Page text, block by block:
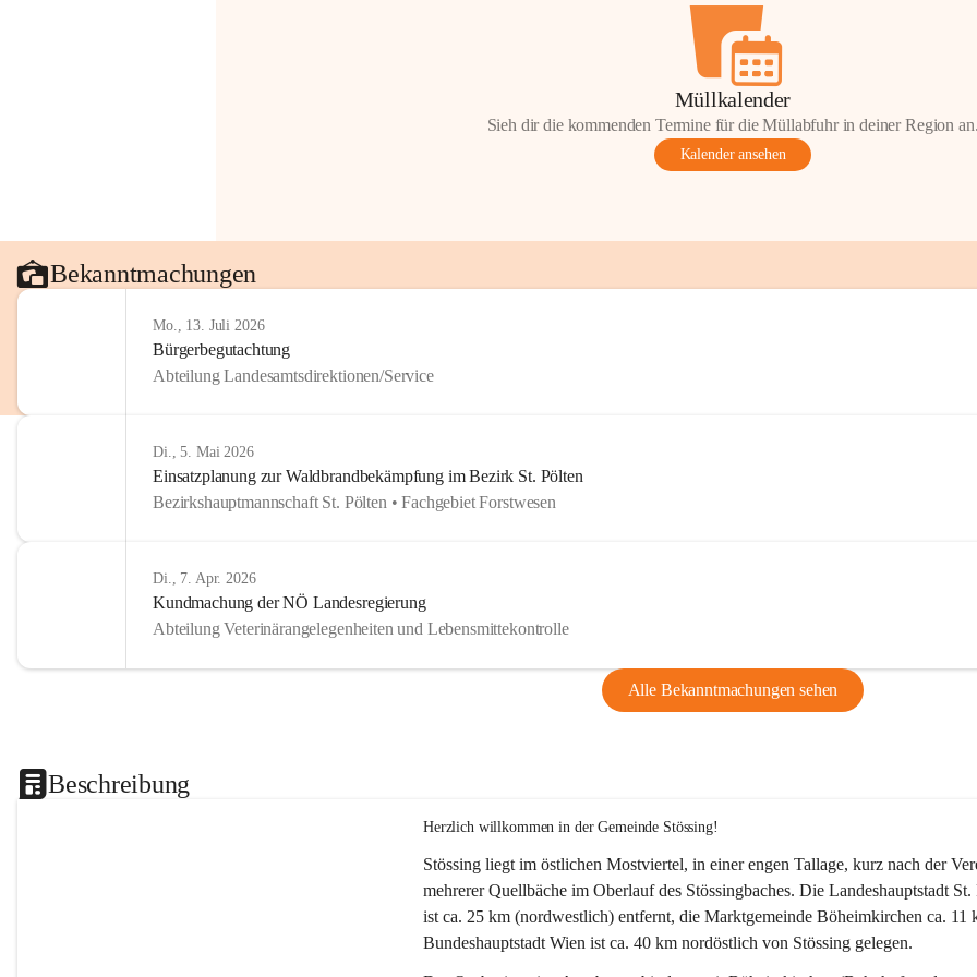
Müllkalender
Sieh dir die kommenden Termine für die Müllabfuhr in deiner Region
Kalender ansehen
Bekanntmachungen
Mo., 13. Juli 2026
Bürgerbegutachtung
Abteilung Landesamtsdirektionen/Service
Di., 5. Mai 2026
Einsatzplanung zur Waldbrandbekämpfung im Bezirk St. Pölten
Bezirkshauptmannschaft St. Pölten • Fachgebiet Forstwesen
Di., 7. Apr. 2026
Kundmachung der NÖ Landesregierung
Abteilung Veterinärangelegenheiten und Lebensmittekontrolle
Alle Bekanntmachungen sehen
Beschreibung
Herzlich willkommen in der Gemeinde Stössing!
Stössing liegt im östlichen Mostviertel, in einer engen Tallage, kurz nach der
mehrerer Quellbäche im Oberlauf des Stössingbaches. Die Landeshauptstadt
ist ca. 25 km (nordwestlich) entfernt, die Marktgemeinde Böheimkirchen ca.
Bundeshauptstadt Wien ist ca. 40 km nordöstlich von Stössing gelegen.